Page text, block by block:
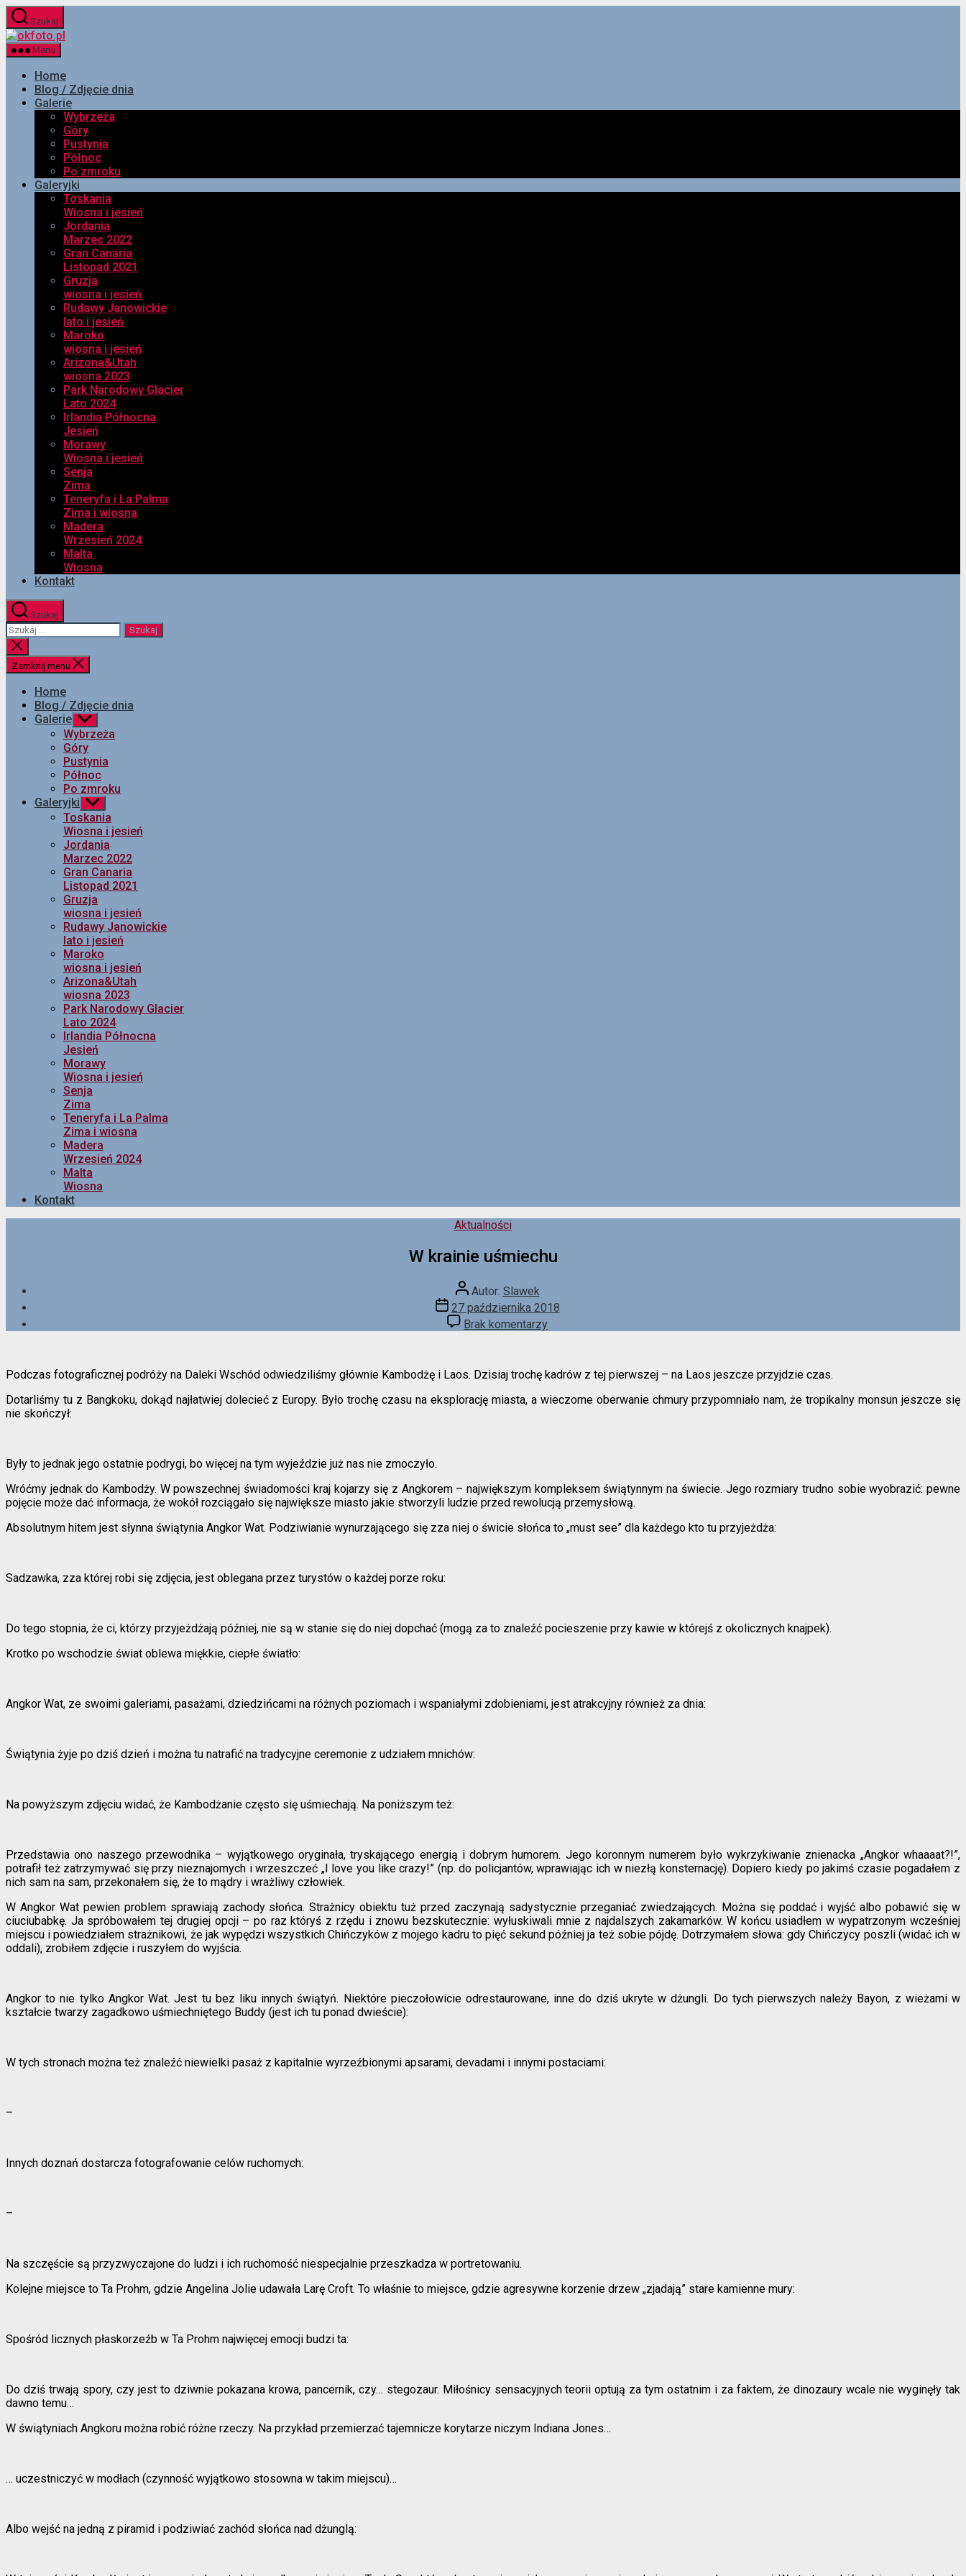
Przejdź
do
treści
Szukaj
Menu
Home
Blog / Zdjęcie dnia
Galerie
Wybrzeża
Góry
Pustynia
Północ
Po zmroku
Galeryjki
Toskania
Wiosna i jesień
Jordania
Marzec 2022
Gran Canaria
Listopad 2021
Gruzja
wiosna i jesień
Rudawy Janowickie
lato i jesień
Maroko
wiosna i jesień
Arizona&Utah
wiosna 2023
Park Narodowy Glacier
Lato 2024
Irlandia Północna
Jesień
Morawy
Wiosna i jesień
Senja
Zima
Teneryfa i La Palma
Zima i wiosna
Madera
Wrzesień 2024
Malta
Wiosna
Kontakt
Szukaj
Szukaj:
Zamknij
wyszukiwanie
Zamknij menu
Home
Blog / Zdjęcie dnia
Galerie Pokaż
podmenu
Wybrzeża
Góry
Pustynia
Północ
Po zmroku
Galeryjki Pokaż
podmenu
Toskania
Wiosna i jesień
Jordania
Marzec 2022
Gran Canaria
Listopad 2021
Gruzja
wiosna i jesień
Rudawy Janowickie
lato i jesień
Maroko
wiosna i jesień
Arizona&Utah
wiosna 2023
Park Narodowy Glacier
Lato 2024
Irlandia Północna
Jesień
Morawy
Wiosna i jesień
Senja
Zima
Teneryfa i La Palma
Zima i wiosna
Madera
Wrzesień 2024
Malta
Wiosna
Kontakt
Kategorie
Aktualności
W krainie uśmiechu
Autor
wpisu
Autor: Slawek
Data
wpisu
27 października 2018
Brak komentarzydo
W
Podczas fotograficznej podróży na Daleki Wschód odwiedziliśmy głównie Kambodżę i Laos. Dzisiaj trochę kadrów z tej pierwszej – na Laos jeszcze przyjdzie czas.
Dotarliśmy tu z Bangkoku, dokąd najłatwiej dolecieć z Europy. Było trochę czasu na eksplorację miasta, a wieczorne oberwanie chmury przypomniało nam, że tropikalny monsun jeszcze się
nie skończył:
Były to jednak jego ostatnie podrygi, bo więcej na tym wyjeździe już nas nie zmoczyło.
Wróćmy jednak do Kambodży. W powszechnej świadomości kraj kojarzy się z Angkorem – największym kompleksem świątynnym na świecie. Jego rozmiary trudno sobie wyobrazić: pewne
pojęcie może dać informacja, że wokół rozciągało się największe miasto jakie stworzyli ludzie przed rewolucją przemysłową.
Absolutnym hitem jest słynna świątynia Angkor Wat. Podziwianie wynurzającego się zza niej o świcie słońca to „must see” dla każdego kto tu przyjeżdża:
Sadzawka, zza której robi się zdjęcia, jest oblegana przez turystów o każdej porze roku:
Do tego stopnia, że ci, którzy przyjeżdżają później, nie są w stanie się do niej dopchać (mogą za to znaleźć pocieszenie przy kawie w którejś z okolicznych knajpek).
Krotko po wschodzie świat oblewa miękkie, ciepłe światło:
Angkor Wat, ze swoimi galeriami, pasażami, dziedzińcami na różnych poziomach i wspaniałymi zdobieniami, jest atrakcyjny również za dnia:
Świątynia żyje po dziś dzień i można tu natrafić na tradycyjne ceremonie z udziałem mnichów:
Na powyższym zdjęciu widać, że Kambodżanie często się uśmiechają. Na poniższym też:
Przedstawia ono naszego przewodnika – wyjątkowego oryginała, tryskającego energią i dobrym humorem. Jego koronnym numerem było wykrzykiwanie znienacka „Angkor whaaaat?!”,
potrafił też zatrzymywać się przy nieznajomych i wrzeszczeć „I love you like crazy!” (np. do policjantów, wprawiając ich w niezłą konsternację). Dopiero kiedy po jakimś czasie pogadałem z
nich sam na sam, przekonałem się, że to mądry i wrażliwy człowiek.
W Angkor Wat pewien problem sprawiają zachody słońca. Strażnicy obiektu tuż przed zaczynają sadystycznie przeganiać zwiedzających. Można się poddać i wyjść albo pobawić się w
ciuciubabkę. Ja spróbowałem tej drugiej opcji – po raz któryś z rzędu i znowu bezskutecznie: wyłuskiwali mnie z najdalszych zakamarków. W końcu usiadłem w wypatrzonym wcześniej
miejscu i powiedziałem strażnikowi, że jak wypędzi wszystkich Chińczyków z mojego kadru to pięć sekund później ja też sobie pójdę. Dotrzymałem słowa: gdy Chińczycy poszli (widać ich w
oddali), zrobiłem zdjęcie i ruszyłem do wyjścia.
Angkor to nie tylko Angkor Wat. Jest tu bez liku innych świątyń. Niektóre pieczołowicie odrestaurowane, inne do dziś ukryte w dżungli. Do tych pierwszych należy Bayon, z wieżami w
kształcie twarzy zagadkowo uśmiechniętego Buddy (jest ich tu ponad dwieście):
W tych stronach można też znaleźć niewielki pasaż z kapitalnie wyrzeźbionymi apsarami, devadami i innymi postaciami:
–
Innych doznań dostarcza fotografowanie celów ruchomych:
–
Na szczęście są przyzwyczajone do ludzi i ich ruchomość niespecjalnie przeszkadza w portretowaniu.
Kolejne miejsce to Ta Prohm, gdzie Angelina Jolie udawała Larę Croft. To właśnie to miejsce, gdzie agresywne korzenie drzew „zjadają” stare kamienne mury:
Spośród licznych płaskorzeźb w Ta Prohm najwięcej emocji budzi ta:
Do dziś trwają spory, czy jest to dziwnie pokazana krowa, pancernik, czy… stegozaur. Miłośnicy sensacyjnych teorii optują za tym ostatnim i za faktem, że dinozaury wcale nie wyginęły tak
dawno temu…
W świątyniach Angkoru można robić różne rzeczy. Na przykład przemierzać tajemnicze korytarze niczym Indiana Jones…
… uczestniczyć w modłach (czynność wyjątkowo stosowna w takim miejscu)…
Albo wejść na jedną z piramid i podziwiać zachód słońca nad dżunglą: